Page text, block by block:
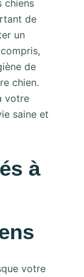
chiens
de
un
de
chien.
votre
saine et
à
votre